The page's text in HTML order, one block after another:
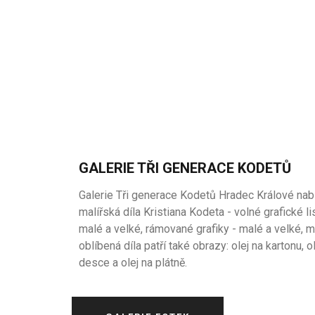
GALERIE TŘI GENERACE KODETŮ
Galerie Tři generace Kodetů Hradec Králové
malířská díla Kristiana Kodeta - volné grafické
malé a velké, rámované grafiky - malé a velké,
oblíbená díla patří také obrazy: olej na kartonu,
desce a olej na plátně.